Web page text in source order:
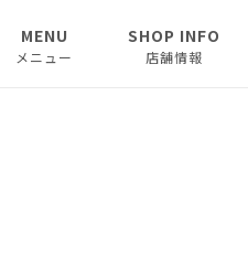
MENU
メニュー
SHOP INFO
店舗情報